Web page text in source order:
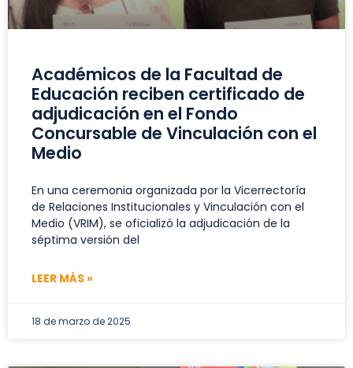
Académicos de la Facultad de
Educación reciben certificado de
adjudicación en el Fondo
Concursable de Vinculación con el
Medio
En una ceremonia organizada por la Vicerrectoría
de Relaciones Institucionales y Vinculación con el
Medio (VRIM), se oficializó la adjudicación de la
séptima versión del
LEER MÁS »
18 de marzo de 2025